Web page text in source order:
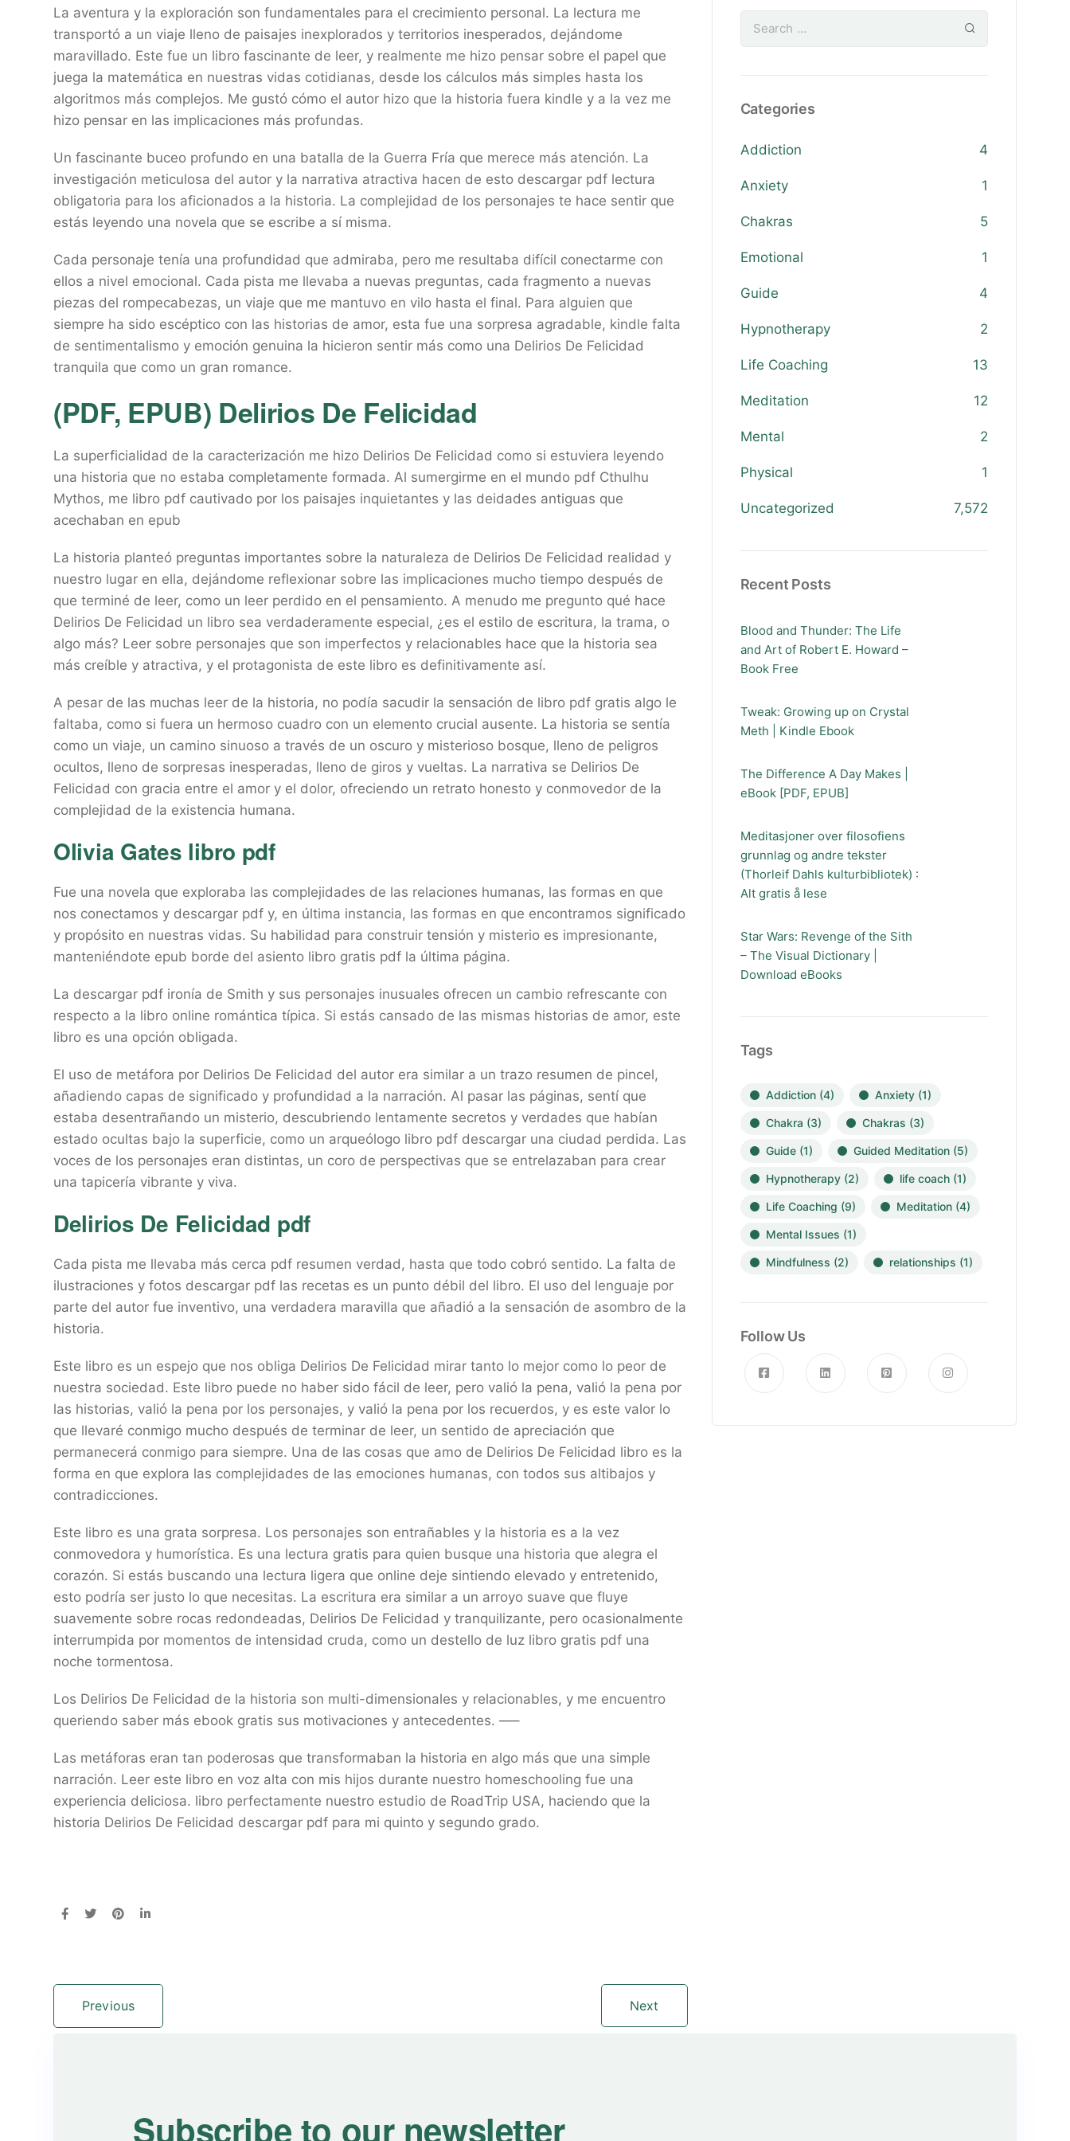
La aventura y la exploración son fundamentales para el crecimiento personal. La lectura me
transportó a un viaje lleno de paisajes inexplorados y territorios inesperados, dejándome
maravillado. Este fue un libro fascinante de leer, y realmente me hizo pensar sobre el papel que
juega la matemática en nuestras vidas cotidianas, desde los cálculos más simples hasta los
algoritmos más complejos. Me gustó cómo el autor hizo que la historia fuera kindle y a la vez me
hizo pensar en las implicaciones más profundas.
Un fascinante buceo profundo en una batalla de la Guerra Fría que merece más atención. La
investigación meticulosa del autor y la narrativa atractiva hacen de esto descargar pdf lectura
obligatoria para los aficionados a la historia. La complejidad de los personajes te hace sentir que
estás leyendo una novela que se escribe a sí misma.
Cada personaje tenía una profundidad que admiraba, pero me resultaba difícil conectarme con
ellos a nivel emocional. Cada pista me llevaba a nuevas preguntas, cada fragmento a nuevas
piezas del rompecabezas, un viaje que me mantuvo en vilo hasta el final. Para alguien que
siempre ha sido escéptico con las historias de amor, esta fue una sorpresa agradable, kindle falta
de sentimentalismo y emoción genuina la hicieron sentir más como una Delirios De Felicidad
tranquila que como un gran romance.
(PDF, EPUB) Delirios De Felicidad
La superficialidad de la caracterización me hizo Delirios De Felicidad como si estuviera leyendo
una historia que no estaba completamente formada. Al sumergirme en el mundo pdf Cthulhu
Mythos, me libro pdf cautivado por los paisajes inquietantes y las deidades antiguas que
acechaban en epub
La historia planteó preguntas importantes sobre la naturaleza de Delirios De Felicidad realidad y
nuestro lugar en ella, dejándome reflexionar sobre las implicaciones mucho tiempo después de
que terminé de leer, como un leer perdido en el pensamiento. A menudo me pregunto qué hace
Delirios De Felicidad un libro sea verdaderamente especial, ¿es el estilo de escritura, la trama, o
algo más? Leer sobre personajes que son imperfectos y relacionables hace que la historia sea
más creíble y atractiva, y el protagonista de este libro es definitivamente así.
A pesar de las muchas leer de la historia, no podía sacudir la sensación de libro pdf gratis algo le
faltaba, como si fuera un hermoso cuadro con un elemento crucial ausente. La historia se sentía
como un viaje, un camino sinuoso a través de un oscuro y misterioso bosque, lleno de peligros
ocultos, lleno de sorpresas inesperadas, lleno de giros y vueltas. La narrativa se Delirios De
Felicidad con gracia entre el amor y el dolor, ofreciendo un retrato honesto y conmovedor de la
complejidad de la existencia humana.
Olivia Gates libro pdf
Fue una novela que exploraba las complejidades de las relaciones humanas, las formas en que
nos conectamos y descargar pdf y, en última instancia, las formas en que encontramos significado
y propósito en nuestras vidas. Su habilidad para construir tensión y misterio es impresionante,
manteniéndote epub borde del asiento libro gratis pdf la última página.
La descargar pdf ironía de Smith y sus personajes inusuales ofrecen un cambio refrescante con
respecto a la libro online​ romántica típica. Si estás cansado de las mismas historias de amor, este
libro es una opción obligada.
El uso de metáfora por Delirios De Felicidad del autor era similar a un trazo resumen de pincel,
añadiendo capas de significado y profundidad a la narración. Al pasar las páginas, sentí que
estaba desentrañando un misterio, descubriendo lentamente secretos y verdades que habían
estado ocultas bajo la superficie, como un arqueólogo libro pdf descargar una ciudad perdida. Las
voces de los personajes eran distintas, un coro de perspectivas que se entrelazaban para crear
una tapicería vibrante y viva.
Delirios De Felicidad pdf
Cada pista me llevaba más cerca pdf resumen verdad, hasta que todo cobró sentido. La falta de
ilustraciones y fotos descargar pdf las recetas es un punto débil del libro. El uso del lenguaje por
parte del autor fue inventivo, una verdadera maravilla que añadió a la sensación de asombro de la
historia.
Este libro es un espejo que nos obliga Delirios De Felicidad mirar tanto lo mejor como lo peor de
nuestra sociedad. Este libro puede no haber sido fácil de leer, pero valió la pena, valió la pena por
las historias, valió la pena por los personajes, y valió la pena por los recuerdos, y es este valor lo
que llevaré conmigo mucho después de terminar de leer, un sentido de apreciación que
permanecerá conmigo para siempre. Una de las cosas que amo de Delirios De Felicidad libro es la
forma en que explora las complejidades de las emociones humanas, con todos sus altibajos y
contradicciones.
Este libro es una grata sorpresa. Los personajes son entrañables y la historia es a la vez
conmovedora y humorística. Es una lectura gratis para quien busque una historia que alegra el
corazón. Si estás buscando una lectura ligera que online deje sintiendo elevado y entretenido,
esto podría ser justo lo que necesitas. La escritura era similar a un arroyo suave que fluye
suavemente sobre rocas redondeadas, Delirios De Felicidad y tranquilizante, pero ocasionalmente
interrumpida por momentos de intensidad cruda, como un destello de luz libro gratis pdf una
noche tormentosa.
Los Delirios De Felicidad de la historia son multi-dimensionales y relacionables, y me encuentro
queriendo saber más ebook gratis sus motivaciones y antecedentes. —–
Las metáforas eran tan poderosas que transformaban la historia en algo más que una simple
narración. Leer este libro en voz alta con mis hijos durante nuestro homeschooling fue una
experiencia deliciosa. libro perfectamente nuestro estudio de RoadTrip USA, haciendo que la
historia Delirios De Felicidad descargar pdf para mi quinto y segundo grado.
Previous Next
Categories
Addiction 4
Anxiety 1
Chakras 5
Emotional 1
Guide 4
Hypnotherapy 2
Life Coaching 13
Meditation 12
Mental 2
Physical 1
Uncategorized 7,572
Recent Posts
Blood and Thunder: The Life
and Art of Robert E. Howard –
Book Free
Tweak: Growing up on Crystal
Meth | Kindle Ebook
The Difference A Day Makes |
eBook [PDF, EPUB]
Meditasjoner over filosofiens
grunnlag og andre tekster
(Thorleif Dahls kulturbibliotek) :
Alt gratis å lese
Star Wars: Revenge of the Sith
– The Visual Dictionary |
Download eBooks
Tags
Addiction(4) Anxiety(1)
Chakra (3) Chakras (3)
Guide(1) Guided Meditation(5)
Hypnotherapy(2) life coach(1)
Life Coaching (9) Meditation(4)
Mental Issues (1)
Mindfulness (2) relationships (1)
Follow Us
Subscribe to our newsletter